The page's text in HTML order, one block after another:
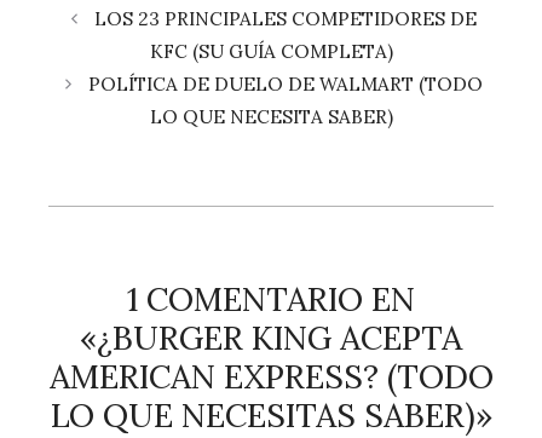
LOS 23 PRINCIPALES COMPETIDORES DE
KFC (SU GUÍA COMPLETA)
POLÍTICA DE DUELO DE WALMART (TODO
LO QUE NECESITA SABER)
1 COMENTARIO EN
«¿BURGER KING ACEPTA
AMERICAN EXPRESS? (TODO
LO QUE NECESITAS SABER)»